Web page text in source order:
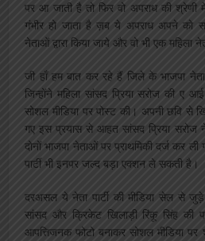
पर आ जाती है तो फिर वो अपराध की
गंभीर हो जाता है ज़ब ये अपराध अपने को
नेताओं द्वारा किया जाये और वो भी एक महिला
जी हाँ हम बात कर रहे हैं जिले के भाजपा
जिन्होंने महिला सांसद प्रिया सरोज की ए
सोशल मीडिया पर पोस्ट की। अपनी छवि से
गए इस प्रयास से आहत सांसद प्रिया सरोज
दोनों भाजपा नेताओं पर प्राथमिकी दर्ज कर ली
पार्टी भी इनपर जल्द बड़ा एक्शन ले सकती है।
दरअसल ये नेता पार्टी की मीडिया सेल से
सांसद और क्रिकेट खिलाड़ी रिंकू सिंह की
आपत्तिजनक फोटो बनाकर सोशल मीडिया